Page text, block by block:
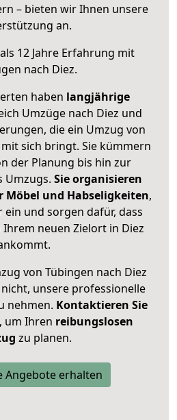
– bieten wir Ihnen unsere
an.
12 Jahre Erfahrung mit
nach Diez.
haben langjährige
Umzüge nach Diez und
die ein Umzug von
sich bringt. Sie kümmern
der Planung bis hin zur
Umzugs. Sie organisieren
Möbel und Habseligkeiten,
ein und sorgen dafür, dass
neuen Zielort in Diez
von Tübingen nach Diez
unsere professionelle
nehmen. Kontaktieren Sie
um Ihren reibungslosen
zu planen.
Angebote erhalten